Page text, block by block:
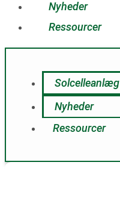
Nyheder
Ressourcer
Solcelleanlæg
Nyheder
Ressourcer